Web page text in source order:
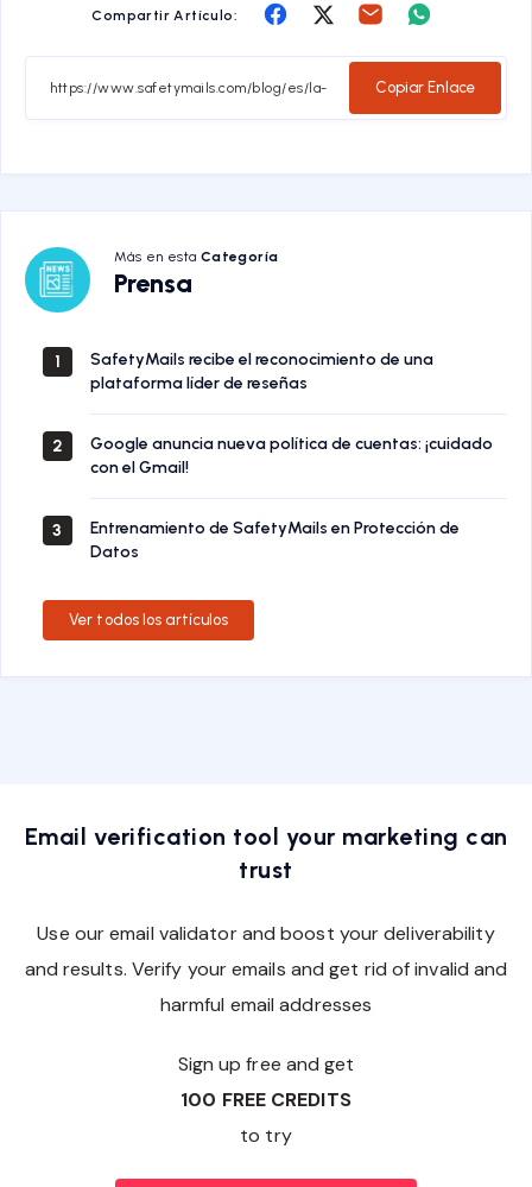
Compartir Artículo:
Compartir
Facebook
Compartir
Twitter
Compartir
Email Whatsapp
Copiar Enlace
Más en esta Categoría
Prensa
Prensa
1
SafetyMails recibe el reconocimiento de una
plataforma líder de reseñas
2
Google anuncia nueva política de cuentas: ¡cuidado
con el Gmail!
3
Entrenamiento de SafetyMails en Protección de
Datos
Ver todos los artículos
Email verification tool your marketing can
trust
Use our email validator and boost your deliverability
and results. Verify your emails and get rid of invalid and
harmful email addresses
Sign up free and get
100 FREE CREDITS
to try